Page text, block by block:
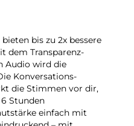
bis zu 2x bessere
dem Transparenz­
Audio wird die
Konversations­
die Stimmen vor dir,
Stunden
einfach mit